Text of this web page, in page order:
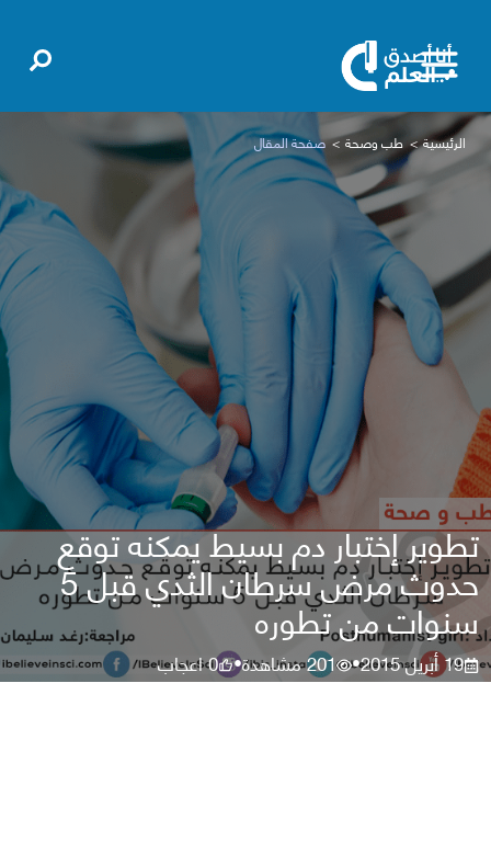
الرئيسية طب وصحة صفحة المقال
تطوير إختبار دم بسيط يمكنه توقع
حدوث مرض سرطان الثدي قبل 5
سنوات من تطوره
19 أبريل 2015 •
201مشاهدة•
0اعجاب